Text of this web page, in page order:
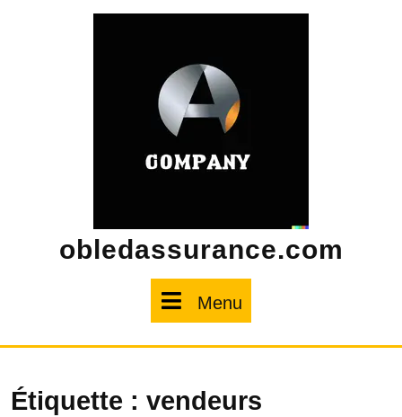
obledassurance.com
Menu
Étiquette : vendeurs